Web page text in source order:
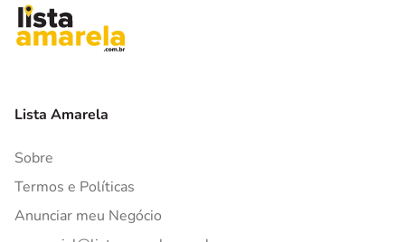
Lista Amarela
Sobre
Termos e Políticas
Anunciar meu Negócio